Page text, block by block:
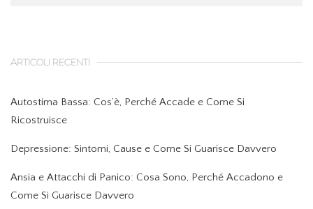
ARTICOLI RECENTI
Autostima Bassa: Cos’è, Perché Accade e Come Si
Ricostruisce
Depressione: Sintomi, Cause e Come Si Guarisce Davvero
Ansia e Attacchi di Panico: Cosa Sono, Perché Accadono e
Come Si Guarisce Davvero